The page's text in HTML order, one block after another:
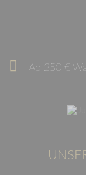
Ab 250 €